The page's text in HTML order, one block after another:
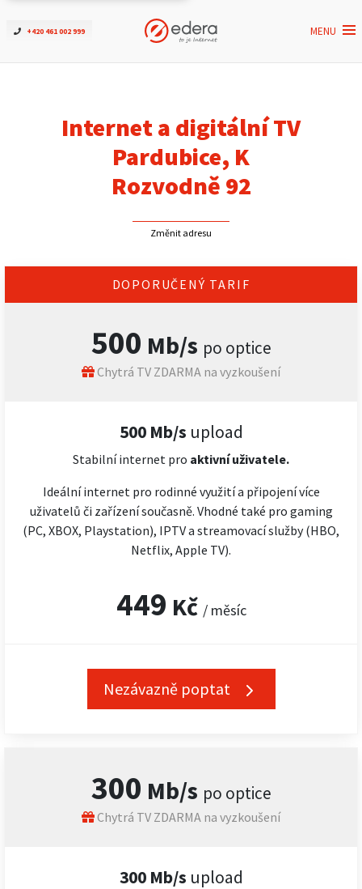
+420 461 002 999 MENU
Ověřit dostupnost
ČEZNET TV
Podpora
Kontakt
Internet a digitální TV
Pardubice, K
Rozvodně 92
Změnit adresu
300 Mb/s po optice
Chytrá TV ZDARMA na vyzkoušení
300 Mb/s upload
DOPORUČENÝ TARIF
500 Mb/s po optice
Chytrá TV ZDARMA na vyzkoušení
500 Mb/s upload
Stabilní internet pro aktivní uživatele.
Ideální internet pro rodinné využití a připojení více
uživatelů či zařízení současně. Vhodné také pro gaming
(PC, XBOX, Playstation), IPTV a streamovací služby (HBO,
Netflix, Apple TV).
449 Kč / měsíc
Nezávazně poptat